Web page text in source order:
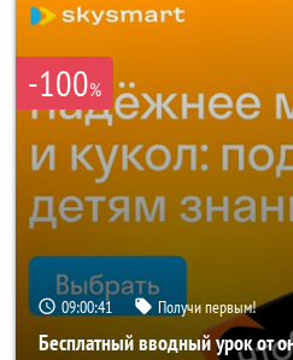
-100%
09:00:40 Получи первым!
Бесплатный вводный урок от